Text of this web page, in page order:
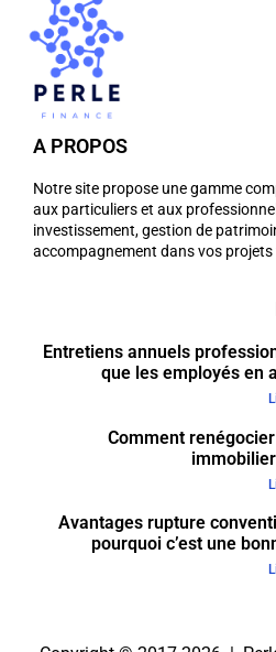
A PROPOS
Notre site propose une gamme
aux particuliers et aux
investissement, gestion de
accompagnement dans vos
Entretiens annuels
que les employés en
Comment
Avantages rupture
pourquoi c’est une